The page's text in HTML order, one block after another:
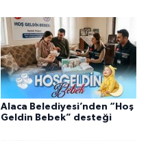
Alaca Belediyesi’nden “Hoş
Geldin Bebek” desteği